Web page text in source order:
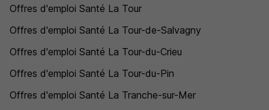
Offres d'emploi Santé La Tour
Offres d'emploi Santé La Tour-de-Salvagny
Offres d'emploi Santé La Tour-du-Crieu
Offres d'emploi Santé La Tour-du-Pin
Offres d'emploi Santé La Tranche-sur-Mer